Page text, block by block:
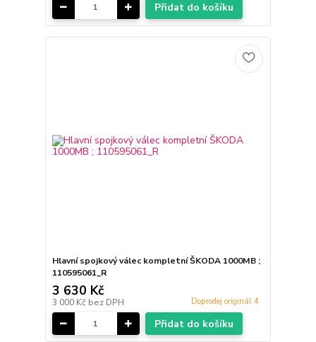
Přidat do košíku
Hlavní spojkový válec kompletní ŠKODA 1000MB ;
110595061_R
3 630 Kč
3 000 Kč bez DPH Doprodej originál 4
Přidat do košíku